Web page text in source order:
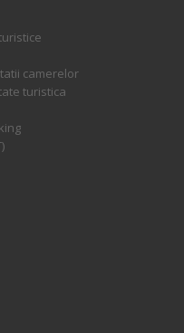
camerelor
turistica